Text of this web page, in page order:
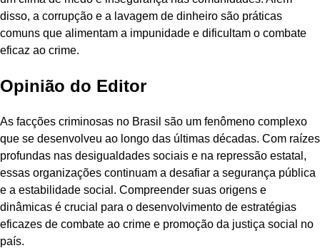
disso, a corrupção e a lavagem de dinheiro são práticas
comuns que alimentam a impunidade e dificultam o combate
eficaz ao crime.
Opinião do Editor
As facções criminosas no Brasil são um fenômeno complexo
que se desenvolveu ao longo das últimas décadas. Com raízes
profundas nas desigualdades sociais e na repressão estatal,
essas organizações continuam a desafiar a segurança pública
e a estabilidade social. Compreender suas origens e
dinâmicas é crucial para o desenvolvimento de estratégias
eficazes de combate ao crime e promoção da justiça social no
país.